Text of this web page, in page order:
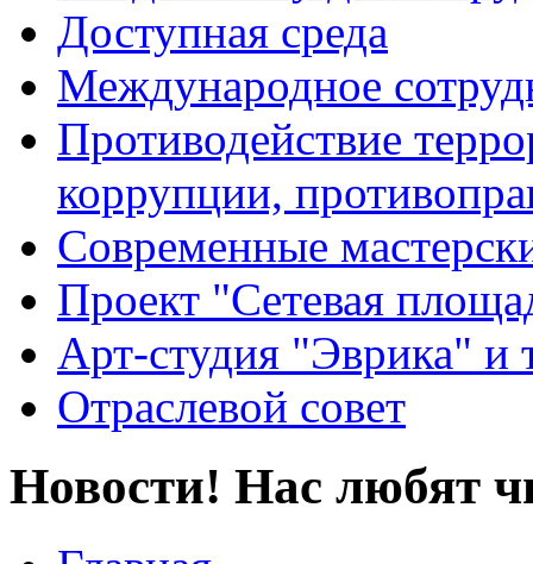
Доступная среда
Международное
Противодействие
коррупции,
Современные
Проект "Сетевая
Арт-студия "Эврика" и
Отраслевой совет
Новости! Нас любят